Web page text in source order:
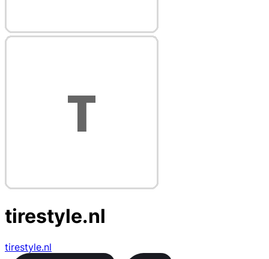
tirestyle.nl
tirestyle.nl